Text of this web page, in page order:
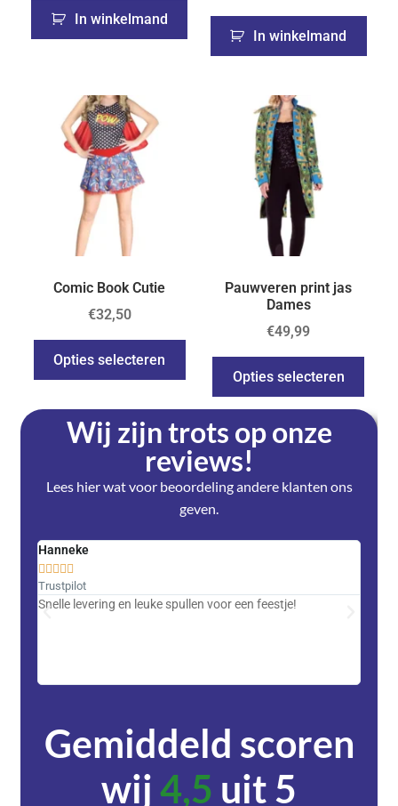
In winkelmand
In winkelmand
Comic Book Cutie
€32,50
Opties selecteren
Pauwveren print jas
Dames
€49,99
Opties selecteren
Wij zijn trots op onze
reviews!
Lees hier wat voor beoordeling andere klanten ons
geven.
Hanneke

Trustpilot
Snelle levering en leuke spullen voor een feestje!
Gemiddeld scoren
wij4,5 uit 5